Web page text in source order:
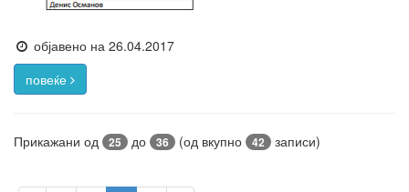
објавено на 26.04.2017
повеќе
Прикажани од 25 до 36 (од вкупно 42 записи)